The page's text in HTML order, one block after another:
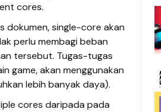
cores.
dokumen, single-core akan
perlu membagi beban
tersebut. Tugas-tugas
game, akan menggunakan
lebih banyak daya).
cores daripada pada